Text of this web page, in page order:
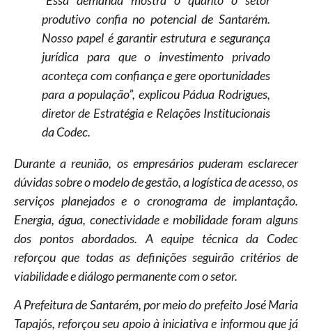
produtivo confia no potencial de Santarém.
Nosso papel é garantir estrutura e segurança
jurídica para que o investimento privado
aconteça com confiança e gere oportunidades
para a população”, explicou Pádua Rodrigues,
diretor de Estratégia e Relações Institucionais
da Codec.
Durante a reunião, os empresários puderam esclarecer
dúvidas sobre o modelo de gestão, a logística de acesso, os
serviços planejados e o cronograma de implantação.
Energia, água, conectividade e mobilidade foram alguns
dos pontos abordados. A equipe técnica da Codec
reforçou que todas as definições seguirão critérios de
viabilidade e diálogo permanente com o setor.
A Prefeitura de Santarém, por meio do prefeito José Maria
Tapajós, reforçou seu apoio à iniciativa e informou que já